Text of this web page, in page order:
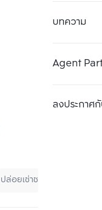
บทความ
Agent
ลงประกาศกั
ปล่อยเช่าชาวต่างชาติ